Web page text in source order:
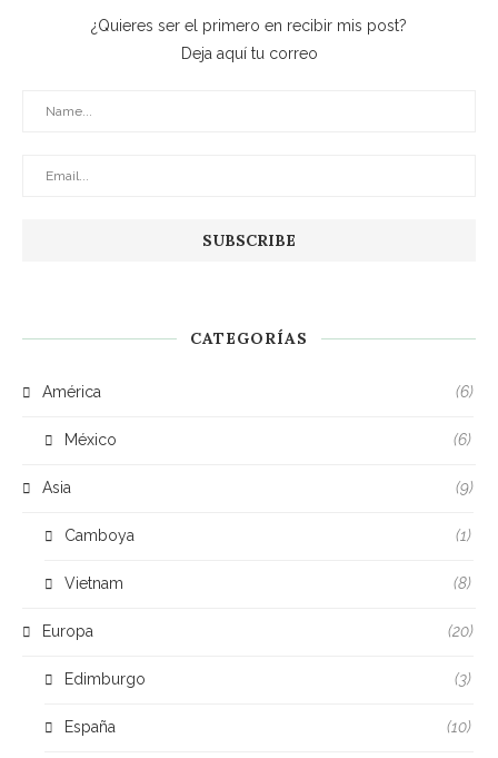
¿Quieres ser el primero en recibir mis post?
Deja aquí tu correo
CATEGORÍAS
América (6)
México (6)
Asia (9)
Camboya (1)
Vietnam (8)
Europa (20)
Edimburgo (3)
España (10)